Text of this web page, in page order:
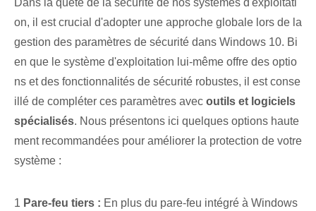
Dans la quête de la sécurité de nos systèmes d'exploitati
on, il est crucial d'adopter une approche globale lors de la
gestion des paramètres de sécurité dans Windows 10. Bi
en que le système d'exploitation lui-même offre des optio
ns et des fonctionnalités de sécurité robustes, il est conse
illé de compléter ces paramètres⁤ avec outils et logiciels
spécialisés. Nous présentons ici quelques options haute
ment recommandées pour améliorer la protection de votre
système :
1 Pare-feu tiers : En plus du pare-feu intégré à Windows